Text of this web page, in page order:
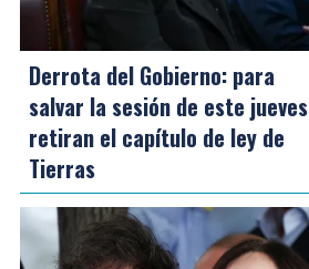
Derrota del Gobierno: para
salvar la sesión de este jueves
retiran el capítulo de ley de
Tierras